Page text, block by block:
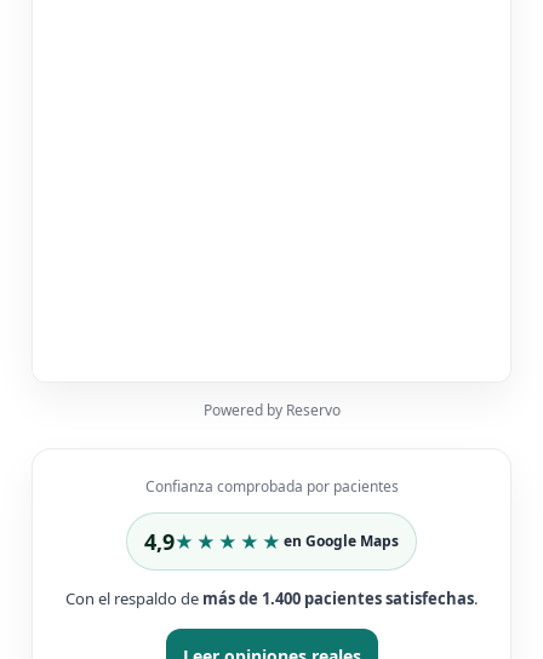
Powered by Reservo
Confianza comprobada por pacientes
4,9★★★★★ en Google Maps
Con el respaldo de más de 1.400 pacientes satisfechas.